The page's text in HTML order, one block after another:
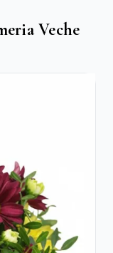
Veche